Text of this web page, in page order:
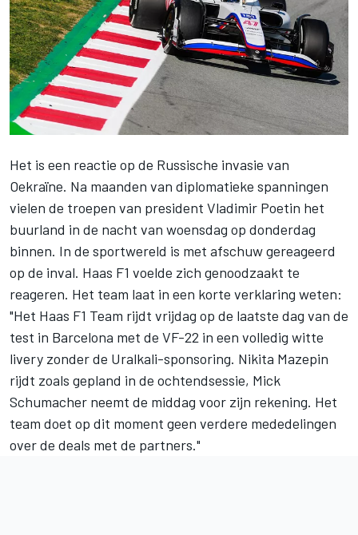
Het is een reactie op de Russische invasie van
Oekraïne. Na maanden van diplomatieke spanningen
vielen de troepen van president Vladimir Poetin het
buurland in de nacht van woensdag op donderdag
binnen. In de sportwereld is met afschuw gereageerd
op de inval. Haas F1 voelde zich genoodzaakt te
reageren. Het team laat in een korte verklaring weten:
"Het Haas F1 Team rijdt vrijdag op de laatste dag van de
test in Barcelona met de VF-22 in een volledig witte
livery zonder de Uralkali-sponsoring. Nikita Mazepin
rijdt zoals gepland in de ochtendsessie, Mick
Schumacher neemt de middag voor zijn rekening. Het
team doet op dit moment geen verdere mededelingen
over de deals met de partners."